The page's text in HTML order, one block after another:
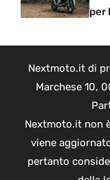
per
Nextmoto.it di
Marchese 10,
Nextmoto.it non
viene
pertanto